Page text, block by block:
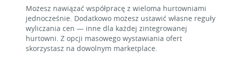
Możesz nawiązać współpracę z wieloma hurtowniami
jednocześnie. Dodatkowo możesz ustawić własne reguły
wyliczania cen — inne dla każdej zintegrowanej
hurtowni. Z opcji masowego wystawiania ofert
skorzystasz na dowolnym marketplace.